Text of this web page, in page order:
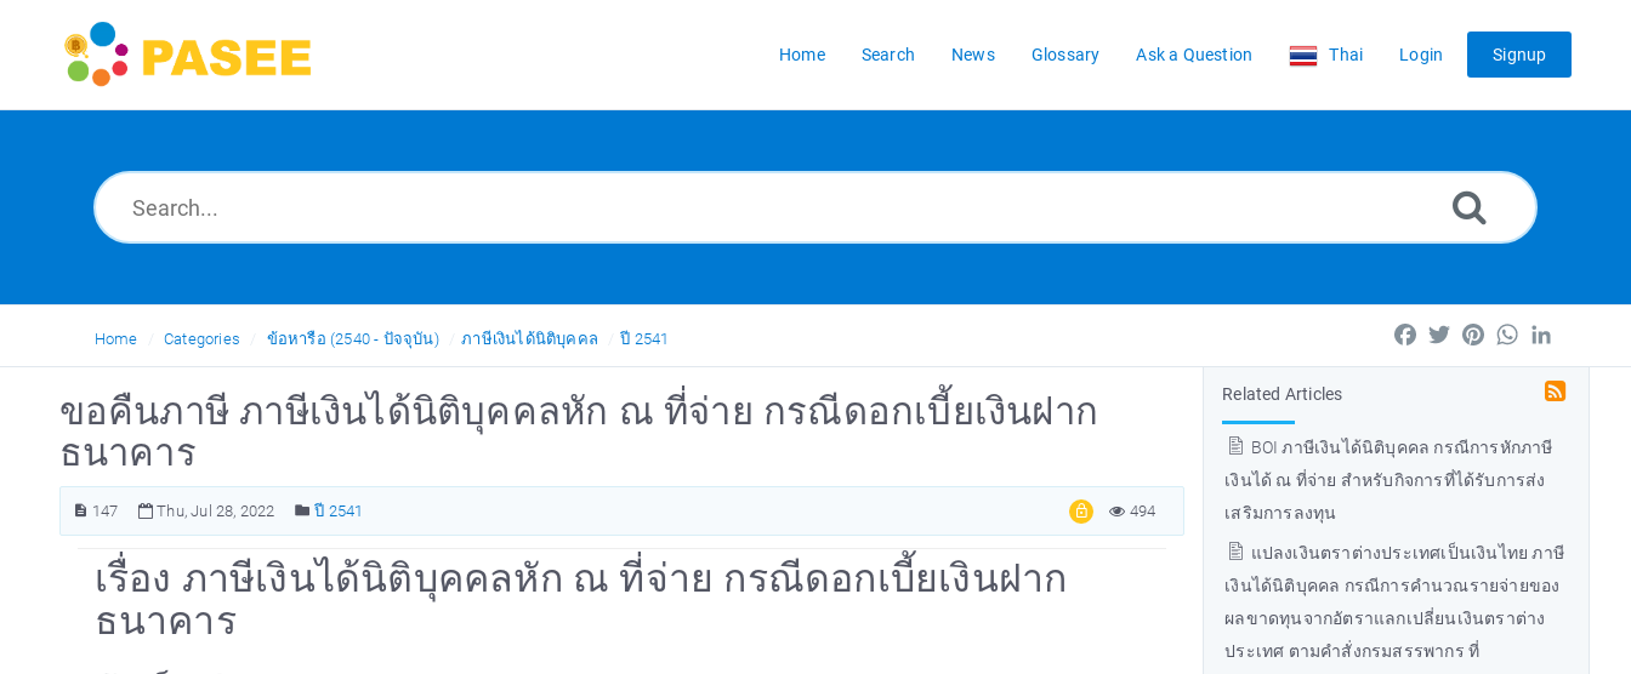
Home Search News Glossary Ask a Question Thai Login Signup
Home Categories ข้อหารือ (2540 - ปัจจุบัน) ภาษีเงินได้นิติบุคคล ปี 2541 Facebook
TwitterPinterestWhatsApp
Related Articles
BOI ภาษีเงินได้นิติบุคคล กรณีการหักภาษี
เงินได้ ณ ที่จ่าย สำหรับกิจการที่ได้รับการส่ง
เสริมการลงทุน
แปลงเงินตราต่างประเทศเป็นเงินไทย ภาษี
เงินได้นิติบุคคล กรณีการคำนวณรายจ่ายของ
ผลขาดทุนจากอัตราแลกเปลี่ยนเงินตราต่าง
ประเทศ ตามคำสั่งกรมสรรพากร ที่
ขอคืนภาษี ภาษีเงินได้นิติบุคคลหัก ณ ที่จ่าย กรณีดอกเบี้ยเงินฝาก
ธนาคาร
147 Thu, Jul 28, 2022 ปี 2541 494
เรื่อง ภาษีเงินได้นิติบุคคลหัก ณ ที่จ่าย กรณีดอกเบี้ยเงินฝาก
ธนาคาร